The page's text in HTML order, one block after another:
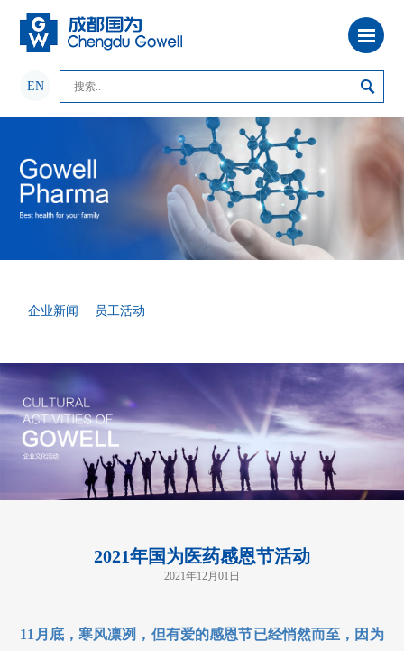
EN
企业新闻 员工活动
2021年国为医药感恩节活动
2021年12月01日
11月底，寒风凛冽，但有爱的感恩节已经悄然而至，因为